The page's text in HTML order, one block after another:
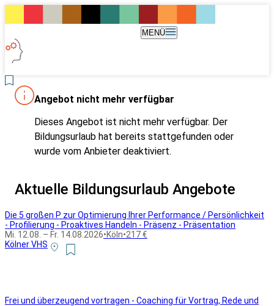
MENÜ
Angebot nicht mehr verfügbar
Dieses Angebot ist nicht mehr verfügbar. Der
Bildungsurlaub hat bereits stattgefunden oder
wurde vom Anbieter deaktiviert.
Aktuelle Bildungsurlaub Angebote
Die 5 großen P zur Optimierung Ihrer Performance / Persönlichkeit
- Profilierung - Proaktives Handeln - Präsenz - Präsentation
Mi. 12.08. – Fr. 14.08.2026•Köln•217 €
Kölner VHS
Frei und überzeugend vortragen - Coaching für Vortrag, Rede und